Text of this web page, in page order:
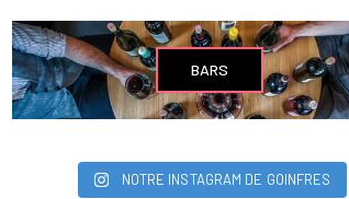
BARS
NOTRE INSTAGRAM DE GOINFRES